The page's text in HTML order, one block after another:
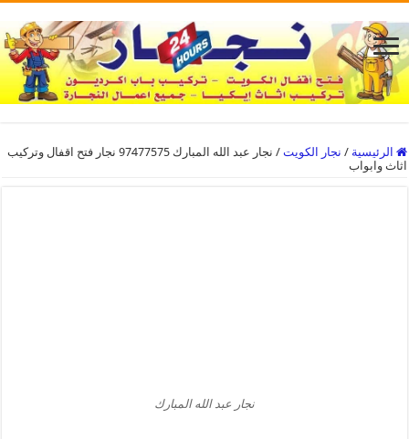
الرئيسية / نجار الكويت /
نجار عبد الله المبارك 97477575 نجار فتح اقفال وتركيب
اثاث وابواب
نجار عبد الله المبارك